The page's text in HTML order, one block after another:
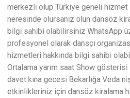
merkezli olup Türkiye geneli hizmet
neresinde olursanız olun dansöz
bilgi sahibi olabilirsiniz WhatsApp
profesyonel olarak dansçı
hizmetleri hakkında bilgi sahibi
Ortalama yarım saat Show gösterisi
davet kına gecesi Bekarlığa Veda
etkinlikleriniz için dansöz kiralama